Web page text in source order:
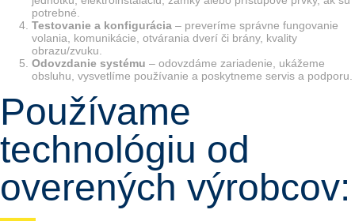
potrebné.
Testovanie a konfigurácia – preveríme správne fungovanie
volania, komunikácie, otvárania dverí či brány, kvality
obrazu/zvuku.
Odovzdanie systému – odovzdáme zariadenie, ukážeme
obsluhu, vysvetlíme používanie a poskytneme servis a podporu.
Používame
technológiu od
overených výrobcov: